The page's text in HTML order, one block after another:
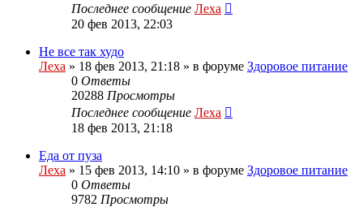
Последнее сообщение Леха
20 фев 2013, 22:03
Не все так худо
Леха » 18 фев 2013, 21:18 » в форуме Здоровое питание
0 Ответы
20288 Просмотры
Последнее сообщение Леха
18 фев 2013, 21:18
Еда от пуза
Леха » 15 фев 2013, 14:10 » в форуме Здоровое питание
0 Ответы
9782 Просмотры